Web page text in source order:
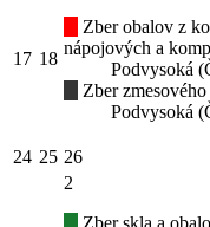
17 18
Zber obalov z
nápojových a
Podvysoká
Zber
Podvysoká
24 25 26
2